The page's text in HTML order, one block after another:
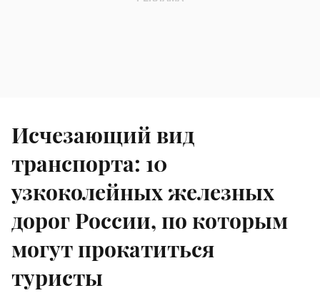
Исчезающий вид
транспорта: 10
узкоколейных железных
дорог России, по которым
могут прокатиться
туристы